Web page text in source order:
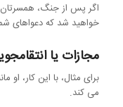
اگر پس از جنگ، همسرتان
خواهید شد که دعواهای
مجازات یا
برای مثال، با این کار، او
می کند.